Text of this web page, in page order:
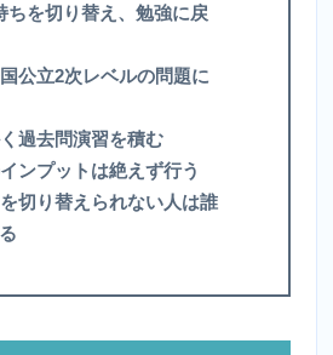
ちを切り替え、勉強に戻
公立2次レベルの問題に
過去問演習を積む
ンプットは絶えず行う
切り替えられない人は誰